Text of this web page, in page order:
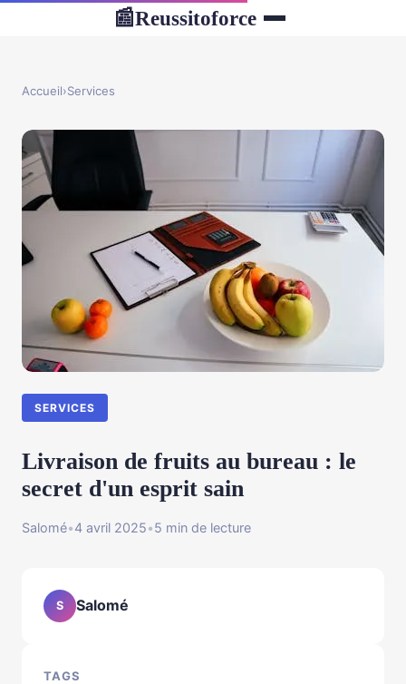
📰Reussitoforce
Accueil›Services
SERVICES
Livraison de fruits au bureau : le
secret d'un esprit sain
Salomé•4 avril 2025•5 min de lecture
S Salomé
TAGS